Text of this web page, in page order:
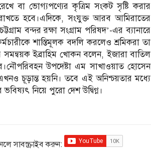
বা ভোগ্যপণ্যের কৃত্রিম সংকট সৃষ্টি করার
হবে।এদিকে, সংযুক্ত আরব আমিরাতের
বন্দর রক্ষা সংগ্রাম পরিষদ’-এর ব্যানারে
শাস্তিমূলক বদলি করলেও শ্রমিকরা তা
সমন্বয়ক ইব্রাহিম খোকন বলেন, ইজারা বাতিল
উপদেষ্টা এম সাখাওয়াত হোসেন
চূড়ান্ত হয়নি। তবে এই অনিশ্চয়তার মধ্যে
ভবিষ্যৎ নিয়ে পুরো দেশ উদ্বিগ্ন।
সাবস্ক্রাইব করুন: